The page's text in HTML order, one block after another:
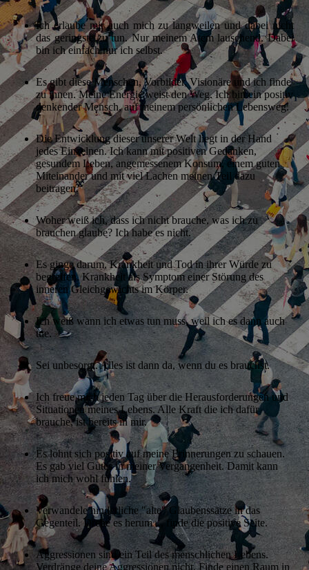
Ich erlaube mir auch mich zu langweilen und dabei nicht
das geringste zu tun. Nur meinem Atem lauschend. Dabei
bin ich einfach nur ich selbst.
Es gibt diese Menschen, Vorbilder, Visionäre und ich finde
zu ihnen. Meine Energie weist den Weg. Ich bin ein positiv
denkender Mensch, auf meinem persönlichen Lebensweg.
Die Entwicklung dieser unserer Welt liegt in der Hand
jedes Einzelnen. Ich kann mit positiven Gedanken,
gesundem Leben, angemessenem Konsum, einem guten
Miteinander und mit viel Lachen meinen Teil dazu
beitragen.
Woher weiß ich, dass ich nicht brauche, was ich zu
brauchen glaube? Ich habe es nicht.
Es ginge darum, Krankheit und Tod in ihrer Würde zu
begreifen. Krankheit als Symptom einer Störung des
inneren Gleichgewichts im Körper.
Ich weiß wann ich etwas tun muss, weil ich es dann auch
tue.
Sei unbesorgt. Alles ist dann da, wenn du es brauchst.
Ich freue mich jeden Tag über die Herausforderungen und
Situationen meines Lebens. Alle Kraft die ich dafür
brauche, ist bereits in mir.
Es lohnt sich positiv auf meine Erinnerungen zu schauen.
Es gab viel Gutes in meiner Vergangenheit. Damit kann
ich mich wohl fühlen.
Verwandele hinderliche "alte" Glaubenssätze in das
Gegenteil. Drehe es herum ... finde die positive Seite.
Aggressionen sind ein Teil des menschlichen Lebens.
Verdränge deine Aggressionen nicht. Finde einen Raum in